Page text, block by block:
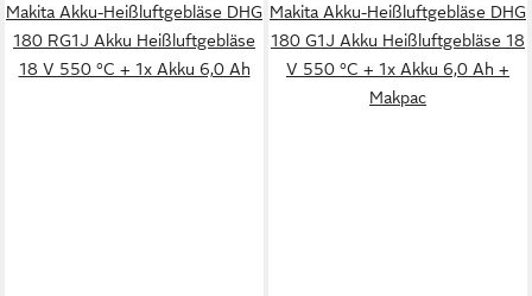
Makita Akku-Heißluftgebläse DHG
180 RG1J Akku Heißluftgebläse
18 V 550 °C + 1x Akku 6,0 Ah
Makita Akku-Heißluftgebläse DHG
180 G1J Akku Heißluftgebläse 18
V 550 °C + 1x Akku 6,0 Ah +
Makpac